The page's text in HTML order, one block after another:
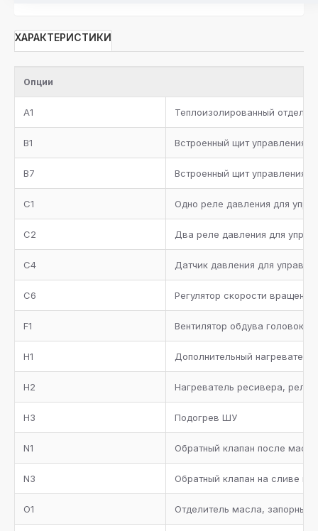
ХАРАКТЕРИСТИКИ
Опции
A1 Теплоизолированный
B1 Встроенный щит управления
B7 Встроенный щит управления
C1 Одно реле давления для
C2 Два реле давления для
C4 Датчик давления для
C6 Регулятор скорости
F1 Вентилятор обдува головок
H1 Дополнительный
H2 Нагреватель ресивера, реле
H3 Подогрев ШУ
N1 Обратный клапан после
N3 Обратный клапан на сливе в
O1 Отделитель масла, запорный